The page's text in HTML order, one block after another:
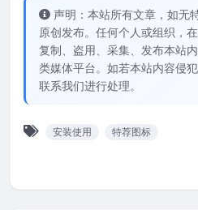
声明：本站所有文章，如无
原创发布。任何个人或组织，
复制、盗用、采集、发布本站
类媒体平台。如若本站内容侵
联系我们进行处理。
安装使用 特荐图标